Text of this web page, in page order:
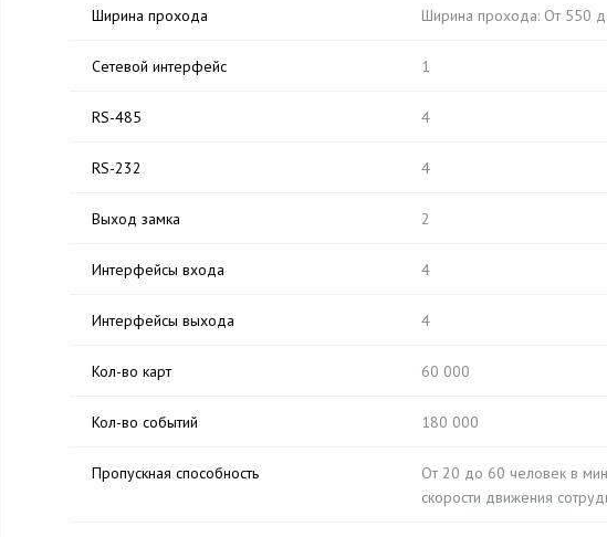
Ширина прохода Ширина прохода: От 550
Сетевой интерфейс 1
RS-485 4
RS-232 4
Выход замка 2
Интерфейсы входа 4
Интерфейсы выхода 4
Кол-во карт 60 000
Кол-во событий 180 000
Пропускная способность
От 20 до 60 человек в
скорости движения